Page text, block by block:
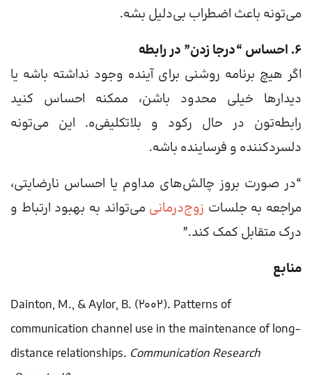
می‌تونه باعث اضطراب بی‌دلیل بشه.
6. احساس “درجا زدن” در رابطه
اگر هیچ برنامه روشنی برای آینده وجود نداشته باشه یا
دیدارها خیلی محدود باشن، ممکنه احساس کنید
رابطه‌تون در حال رکود و بلاتکلیفی‌ه. این می‌تونه
دلسردکننده و فرساینده باشه.
“در صورت بروز چالش‌های مداوم یا احساس نارضایتی،
مراجعه به جلسات زوج‌درمانی می‌تواند به بهبود ارتباط و
درک متقابل کمک کند.”
منابع
Dainton, M., & Aylor, B. (2002). Patterns of
communication channel use in the maintenance of long‐
distance relationships. Communication Research